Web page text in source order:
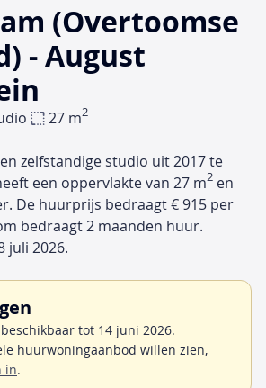
(Overtoomse
- August
27 m2
zelfstandige studio uit 2017 te
een oppervlakte van 27 m2 en
De huurprijs bedraagt € 915 per
bedraagt 2 maanden huur.
juli 2026.
tot 14 juni 2026.
huurwoningaanbod willen zien,
in.